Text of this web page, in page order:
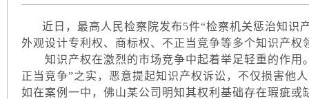
近日，最高人民检察院发布5件“检察机关惩治知识
外观设计专利权、商标权、不正当竞争等多个知识产权
知识产权在激烈的市场竞争中起着举足轻重的作用
正当竞争”之实，恶意提起知识产权诉讼，不仅损害他
如在案例一中，佛山某公司明知其权利基础存在瑕疵